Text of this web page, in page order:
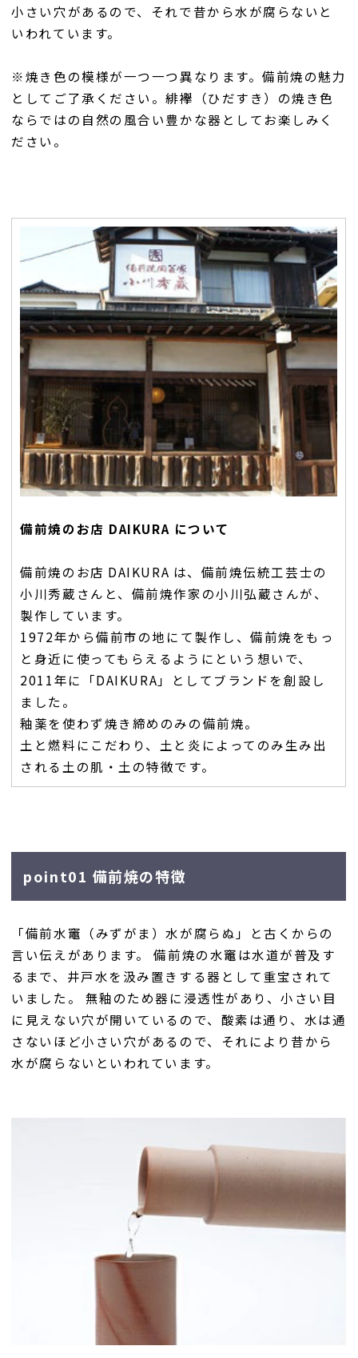
小さい穴があるので、それで昔から水が腐らないと
いわれています。
※焼き色の模様が一つ一つ異なります。備前焼の魅力
としてご了承ください。緋襷（ひだすき）の焼き色
ならではの自然の風合い豊かな器としてお楽しみく
ださい。
備前焼のお店 DAIKURA について
備前焼のお店 DAIKURA は、備前焼伝統工芸士の
小川秀蔵さんと、備前焼作家の小川弘蔵さんが、
製作しています。
1972年から備前市の地にて製作し、備前焼をもっ
と身近に使ってもらえるようにという想いで、
2011年に「DAIKURA」としてブランドを創設し
ました。
釉薬を使わず焼き締めのみの備前焼。
土と燃料にこだわり、土と炎によってのみ生み出
される土の肌・土の特徴です。
point01 備前焼の特徴
「備前水竈（みずがま）水が腐らぬ」と古くからの
言い伝えがあります。 備前焼の水竈は水道が普及す
るまで、井戸水を汲み置きする器として重宝されて
いました。 無釉のため器に浸透性があり、小さい目
に見えない穴が開いているので、酸素は通り、水は通
さないほど小さい穴があるので、それにより昔から
水が腐らないといわれています。